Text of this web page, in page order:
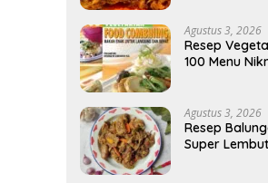
Agustus 3, 2026
Resep
100 Menu
Agustus 3, 2026
Resep
Super